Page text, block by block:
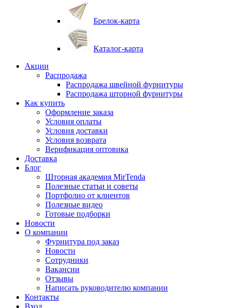
Брелок-карта
Каталог-карта
Акции
Распродажа
Распродажа швейной фурнитуры
Распродажа шторной фурнитуры
Как купить
Оформление заказа
Условия оплаты
Условия доставки
Условия возврата
Верификация оптовика
Доставка
Блог
Шторная академия MirTenda
Полезные статьи и советы
Портфолио от клиентов
Полезные видео
Готовые подборки
Новости
О компании
Фурнитура под заказ
Новости
Сотрудники
Вакансии
Отзывы
Написать руководителю компании
Контакты
Вход